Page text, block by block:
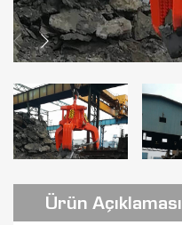
Ürün Açıklaması